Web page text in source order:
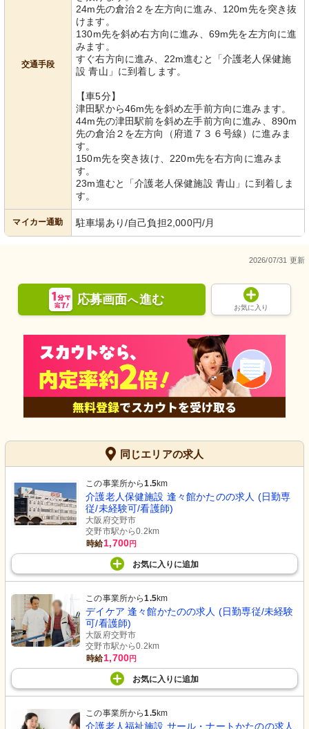
交通手段
24m先の倉治２を左方向に進み、120m先を突き抜
けます。
130m先を斜め右方向に進み、69m先を左方向に進
みます。
すぐ右方向に進み、22m進むと「介護老人保健施
設 青山」に到着します。
【車5分】
津田駅から46m先を斜め左手前方向に進みます。
44m先の津田駅前を斜め左手前方向に進み、890m
先の倉治２を左方向（府道７３６号線）に進みま
す。
150m先を突き抜け、220m先を右方向に進みま
す。
23m進むと「介護老人保健施設 青山」に到着しま
す。
マイカー通勤 駐車場あり/自己負担2,000円/月
2026/07/31 更新
応募画面へ進む
お気に入り
同じエリアの求人
この事業所から1.5km
介護老人保健施設 逢々館かたのの求人 (日勤専
従/未経験可/看護師)
大阪府交野市
交野市駅から0.2km
時給1,700円
お気に入り に追加
この事業所から1.5km
デイケア 逢々館かたのの求人 (日勤専従/未経験
可/看護師)
大阪府交野市
交野市駅から0.2km
時給1,700円
お気に入り に追加
この事業所から1.5km
介護老人福祉施設 サール・ナートかたのの求人